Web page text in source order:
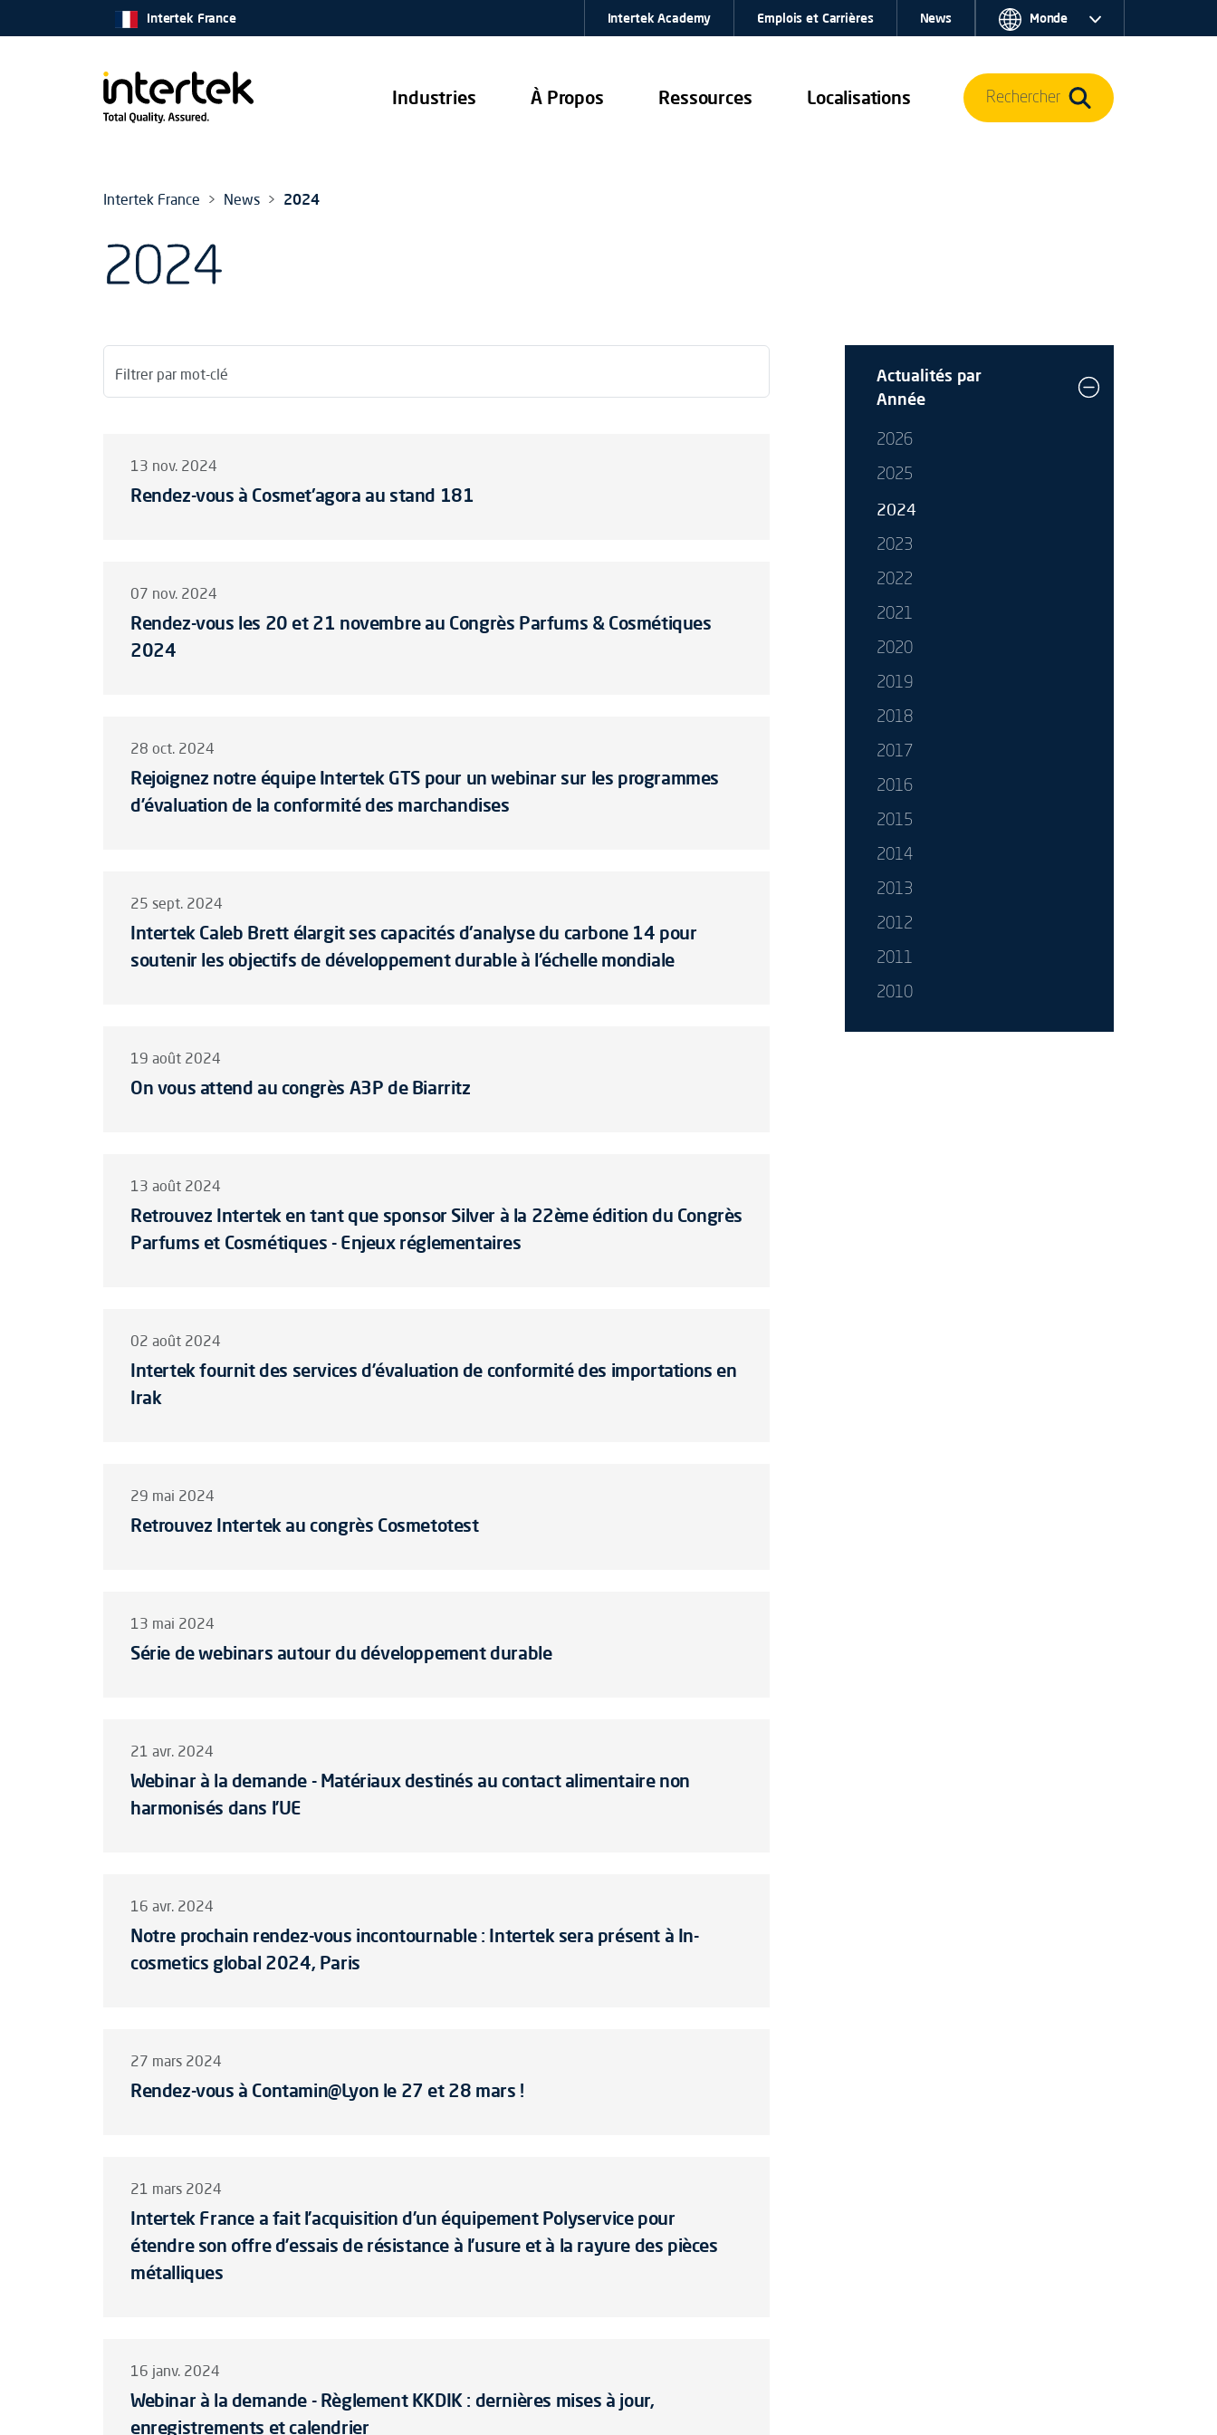
Industries À Propos Ressources Localisations
Intertek France Intertek Academy Emplois et Carrières News Monde
Rechercher
Intertek France News 2024
2024
Filtrer par mot-clé
13 nov. 2024
Rendez-vous à Cosmet'agora au stand 181
07 nov. 2024
Rendez-vous les 20 et 21 novembre au Congrès Parfums & Cosmétiques
2024
28 oct. 2024
Rejoignez notre équipe Intertek GTS pour un webinar sur les programmes
d’évaluation de la conformité des marchandises
25 sept. 2024
Intertek Caleb Brett élargit ses capacités d'analyse du carbone 14 pour
soutenir les objectifs de développement durable à l'échelle mondiale
19 août 2024
On vous attend au congrès A3P de Biarritz
13 août 2024
Retrouvez Intertek en tant que sponsor Silver à la 22ème édition du Congrès
Parfums et Cosmétiques - Enjeux réglementaires
02 août 2024
Intertek fournit des services d’évaluation de conformité des importations en
Irak
29 mai 2024
Retrouvez Intertek au congrès Cosmetotest
13 mai 2024
Série de webinars autour du développement durable
21 avr. 2024
Webinar à la demande - Matériaux destinés au contact alimentaire non
harmonisés dans l’UE
16 avr. 2024
Notre prochain rendez-vous incontournable : Intertek sera présent à In-
cosmetics global 2024, Paris
27 mars 2024
Rendez-vous à Contamin@Lyon le 27 et 28 mars !
21 mars 2024
Intertek France a fait l’acquisition d’un équipement Polyservice pour
étendre son offre d’essais de résistance à l’usure et à la rayure des pièces
métalliques
16 janv. 2024
Webinar à la demande - Règlement KKDIK : dernières mises à jour,
enregistrements et calendrier
Actualités par
Année
2026
2025
2024
2023
2022
2021
2020
2019
2018
2017
2016
2015
2014
2013
2012
2011
2010